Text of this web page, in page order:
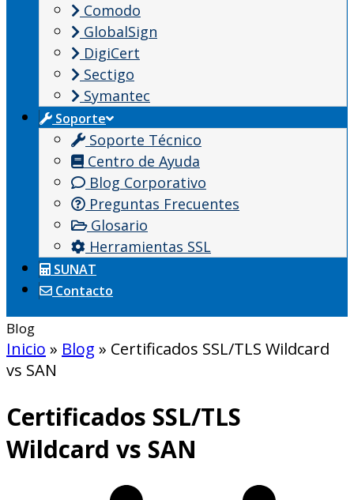
Comodo
GlobalSign
DigiCert
Sectigo
Symantec
Soporte
Soporte Técnico
Centro de Ayuda
Blog Corporativo
Preguntas Frecuentes
Glosario
Herramientas SSL
SUNAT
Contacto
Blog
Inicio » Blog » Certificados SSL/TLS Wildcard
vs SAN
Certificados SSL/TLS
Wildcard vs SAN